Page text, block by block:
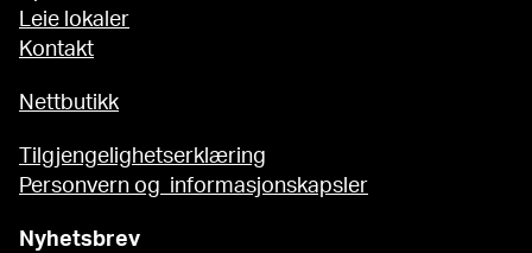
Leie lokaler
Kontakt
Nettbutikk
Tilgjengelighetserklæring
Personvern og informasjonskapsler
Nyhetsbrev